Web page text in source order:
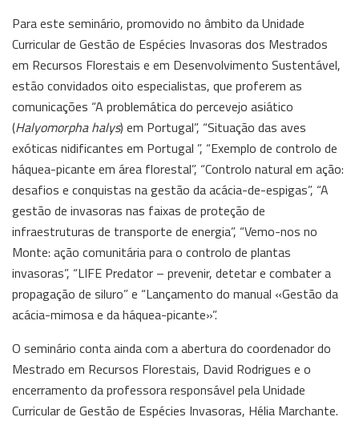
Para este seminário, promovido no âmbito da Unidade
Curricular de Gestão de Espécies Invasoras dos Mestrados
em Recursos Florestais e em Desenvolvimento Sustentável,
estão convidados oito especialistas, que proferem as
comunicações “A problemática do percevejo asiático
(Halyomorpha halys) em Portugal”, “Situação das aves
exóticas nidificantes em Portugal ”, “Exemplo de controlo de
háquea-picante em área florestal”, “Controlo natural em ação:
desafios e conquistas na gestão da acácia-de-espigas”, “A
gestão de invasoras nas faixas de proteção de
infraestruturas de transporte de energia”, “Vemo-nos no
Monte: ação comunitária para o controlo de plantas
invasoras”, “LIFE Predator – prevenir, detetar e combater a
propagação de siluro” e “Lançamento do manual «Gestão da
acácia-mimosa e da háquea-picante»”.
O seminário conta ainda com a abertura do coordenador do
Mestrado em Recursos Florestais, David Rodrigues e o
encerramento da professora responsável pela Unidade
Curricular de Gestão de Espécies Invasoras, Hélia Marchante.